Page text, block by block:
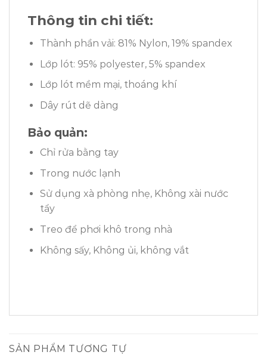
Thông tin chi tiết:
Thành phần vải: 81% Nylon, 19% spandex
Lớp lót: 95% polyester, 5% spandex
Lớp lót mềm mại, thoáng khí
Dây rút dẽ dàng
Bảo quản:
Chỉ rửa bằng tay
Trong nước lạnh
Sử dụng xà phòng nhẹ, Không xài nước
tẩy
Treo để phơi khô trong nhà
Không sấy, Không ủi, không vắt
SẢN PHẨM TƯƠNG TỰ